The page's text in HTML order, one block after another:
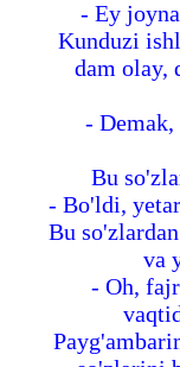
- Ey
Kunduzi
dam olay,
- Demak,
Bu
- Bo'ldi,
Bu
va
- Oh,